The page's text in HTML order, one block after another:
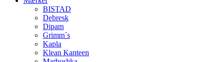
BISTAD
Debresk
Dipam
Grimm´s
Kapla
Klean Kanteen